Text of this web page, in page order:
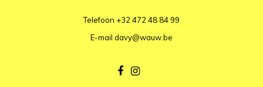
Telefoon +32 472 48 84 99
E-mail davy@wauw.be